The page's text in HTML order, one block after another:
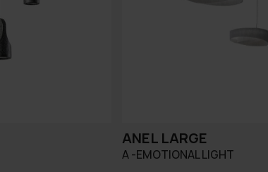
ANEL LARGE
A -EMOTIONAL LIGHT